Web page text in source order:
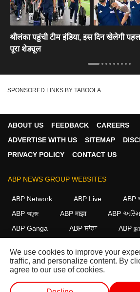
श्रीलंका पहुंची टीम इंडिया, इस दिन खेलेगी
पूरा शेड्यूल
SPONSORED LINKS BY TABOOLA
ABOUT US FEEDBACK
CAREERS
ADVERTISE WITH US
SITEMAP
PRIVACY POLICY
CONTACT US
ABP NEWS GROUP WEBSITES
ABP Network ABP Live
ABP
ABP আনন্দ
ABP माझा
ABP
ABP Ganga
ABP ਸਾਂਝਾ ABP
FOLLOW US
This website follows the DNPA Code of
We use cookies to improve your
traffic, and personalize content. By
agree to our use of cookies.